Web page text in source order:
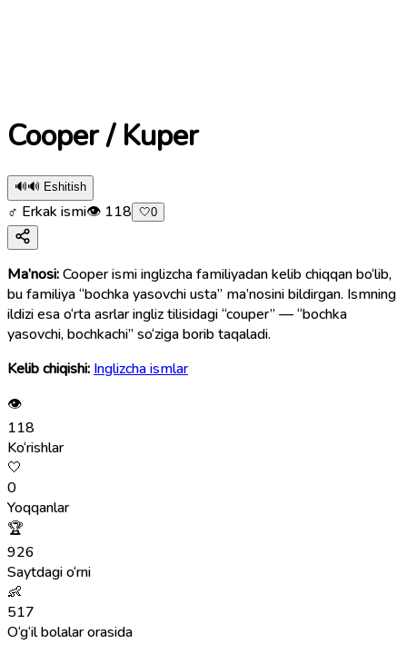
Cooper / Kuper
🔊🔊 Eshitish
♂ Erkak ismi👁 118 🤍0
Ma’nosi:Cooper ismi inglizcha familiyadan kelib chiqqan bo‘lib,
bu familiya “bochka yasovchi usta” ma’nosini bildirgan. Ismning
ildizi esa o‘rta asrlar ingliz tilisidagi “couper” — “bochka
yasovchi, bochkachi” so‘ziga borib taqaladi.
Kelib chiqishi: Inglizcha ismlar
👁
118
Ko‘rishlar
🤍
0
Yoqqanlar
🏆
926
Saytdagi o‘rni
👶
517
O‘g‘il bolalar orasida